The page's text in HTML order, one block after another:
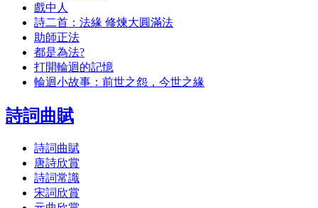
戲中人
詩二首：法緣 修煉大圓滿法
助師正法
都是為法?
打開輪迴的記憶
輪迴小故事：前世之怨，今世之緣
詩詞曲賦
詩詞曲賦
唐詩欣賞
詩詞常識
宋詞欣賞